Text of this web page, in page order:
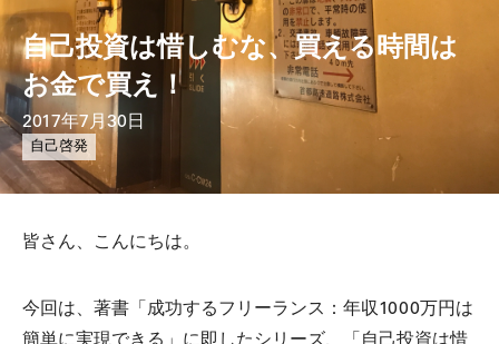
自己投資は惜しむな、買える時間は
お金で買え！
2017年7月30日
自己啓発
皆さん、こんにちは。
今回は、著書「成功するフリーランス：年収1000万円は